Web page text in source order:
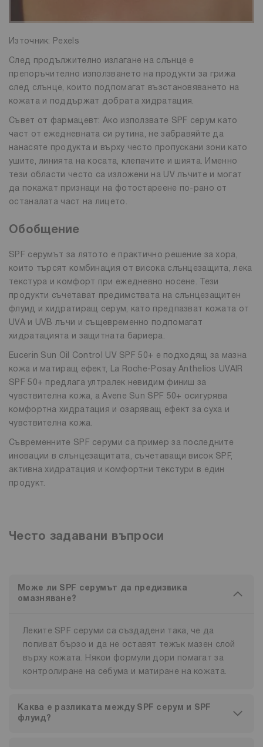
Източник: Pexels
След продължително излагане на слънце е
препоръчително използването на продукти за грижа
след слънце, които подпомагат възстановяването на
кожата и поддържат добрата хидратация.
Съвет от фармацевт: Ако използвате SPF серум като
част от ежедневната си рутина, не забравяйте да
нанасяте продукта и върху често пропускани зони като
ушите, линията на косата, клепачите и шията. Именно
тези области често са изложени на UV лъчите и могат
да покажат признаци на фотостареене по-рано от
останалата част на лицето.
Обобщение
SPF серумът за лятото е практично решение за хора,
които търсят комбинация от висока слънцезащита, лека
текстура и комфорт при ежедневно носене. Тези
продукти съчетават предимствата на слънцезащитен
флуид и хидратиращ серум, като предпазват кожата от
UVA и UVB лъчи и същевременно подпомагат
хидратацията и защитната бариера.
Eucerin Sun Oil Control UV SPF 50+ е подходящ за мазна
кожа и матиращ ефект, La Roche-Posay Anthelios UVAIR
SPF 50+ предлага ултралек невидим финиш за
чувствителна кожа, а Avene Sun SPF 50+ осигурява
комфортна хидратация и озаряващ ефект за суха и
чувствителна кожа.
Съвременните SPF серуми са пример за последните
иновации в слънцезащитата, съчетаващи висок SPF,
активна хидратация и комфортни текстури в един
продукт.
Често задавани въпроси
Може ли SPF серумът да предизвика
омазняване?
Леките SPF серуми са създадени така, че да
попиват бързо и да не оставят тежък мазен слой
върху кожата. Някои формули дори помагат за
контролиране на себума и матиране на кожата.
Каква е разликата между SPF серум и SPF
флуид?